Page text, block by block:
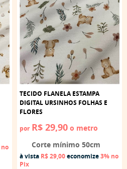
no
TECIDO FLANELA ESTAMPA
DIGITAL URSINHOS FOLHAS E
FLORES
por R$ 29,90 o metro
Corte mínimo 50cm
à vista R$ 29,00economize3% no
Pix